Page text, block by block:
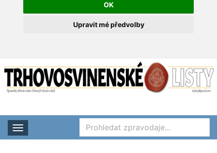
OK
Upravit mé předvolby
Rozbalit nabídku